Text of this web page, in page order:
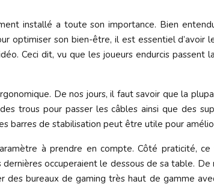
installé a toute son importance. Bien
optimiser son bien-être, il est essentiel d’avoir
Ceci dit, vu que les joueurs endurcis
De nos jours, il faut savoir que la
trous pour passer les câbles ainsi que des
barres de stabilisation peut être utile pour
à prendre en compte. Côté praticité,
occuperaient le dessous de sa table.
des bureaux de gaming très haut de gamme